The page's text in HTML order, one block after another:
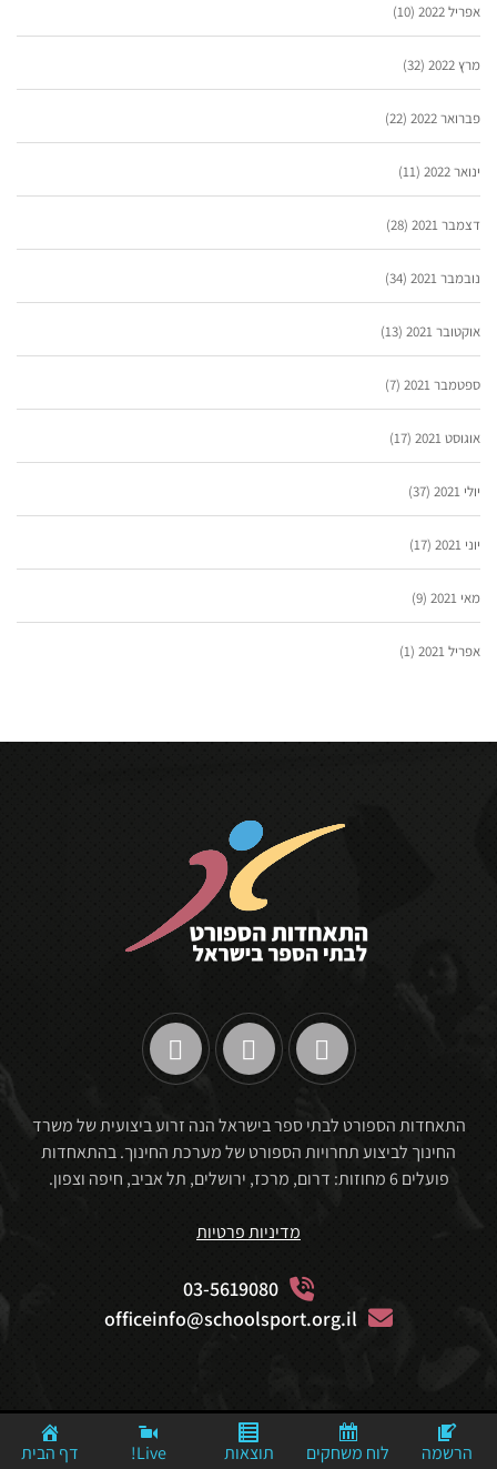
אפריל 2022 (10)
מרץ 2022 (32)
פברואר 2022 (22)
ינואר 2022 (11)
דצמבר 2021 (28)
נובמבר 2021 (34)
אוקטובר 2021 (13)
ספטמבר 2021 (7)
אוגוסט 2021 (17)
יולי 2021 (37)
יוני 2021 (17)
מאי 2021 (9)
אפריל 2021 (1)
התאחדות הספורט לבתי ספר בישראל הנה זרוע ביצועית של משרד
החינוך לביצוע תחרויות הספורט של מערכת החינוך. בהתאחדות
פועלים 6 מחוזות: דרום, מרכז, ירושלים, תל אביב, חיפה וצפון.
מדיניות פרטיות
03-5619080
officeinfo@schoolsport.org.il
Website By: Mediaconcept© Powerd By: © MediaStudioהרשמה לוח משחקים
תוצאות
Live! דף הבית